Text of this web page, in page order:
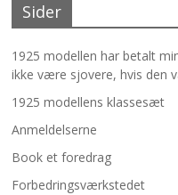
Sider
1925 modellen har betalt
ikke være sjovere, hvis den
1925 modellens klassesæt
Anmeldelserne
Book et foredrag
Forbedringsværkstedet